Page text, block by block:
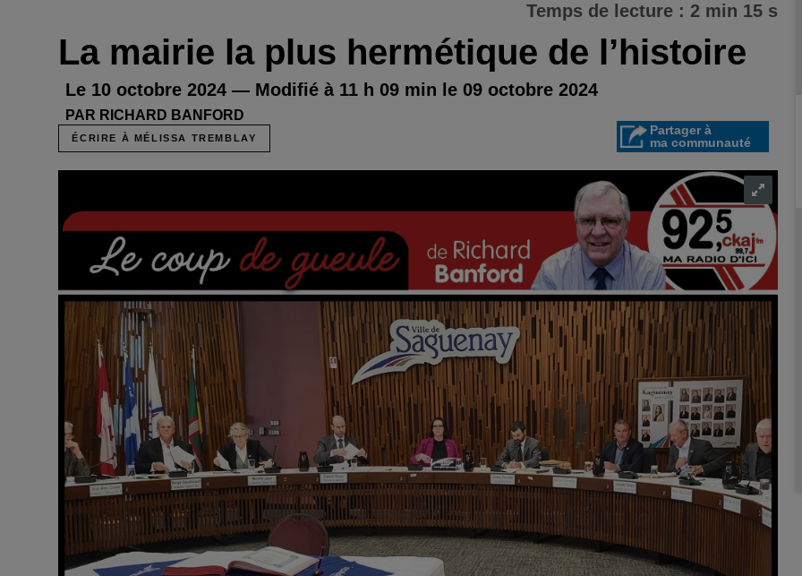
Temps de lecture : 2 min 15 s
La mairie la plus hermétique de l’histoire
Le 10 octobre 2024 — Modifié à 11 h 09 min le 09 octobre 2024
PAR RICHARD BANFORD
ÉCRIRE À MÉLISSA TREMBLAY
Partager à
ma communauté